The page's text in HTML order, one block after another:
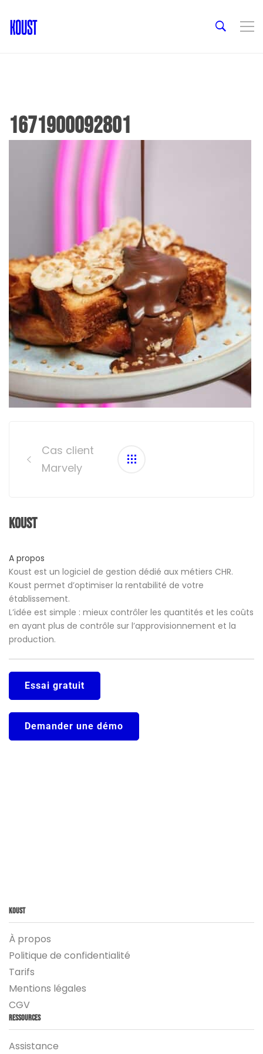
1671900092801
navigationCas client
Marvely
Koust
A propos
Koust est un logiciel de gestion dédié aux métiers CHR.
Koust permet d’optimiser la rentabilité de votre
établissement.
L’idée est simple : mieux contrôler les quantités et les coûts
en ayant plus de contrôle sur l’approvisionnement et la
production.
Essai gratuit
Demander une démo
Koust
À propos
Politique de confidentialité
Tarifs
Mentions légales
CGV
Ressources
Assistance